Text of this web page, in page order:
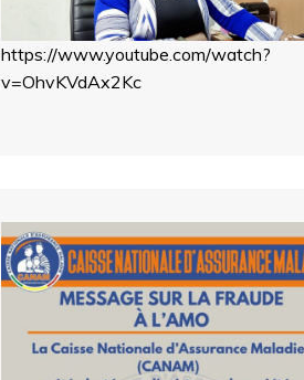
https://www.youtube.com/watch?
v=OhvKVdAx2Kc